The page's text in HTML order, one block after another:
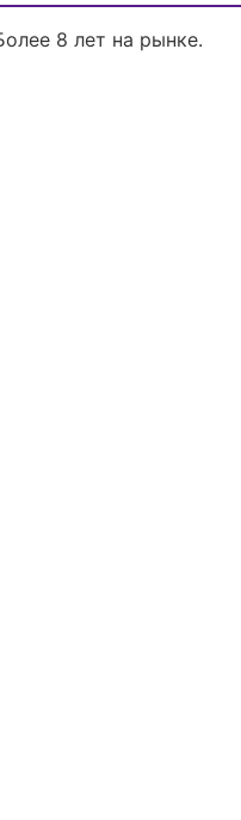
8 лет на рынке.